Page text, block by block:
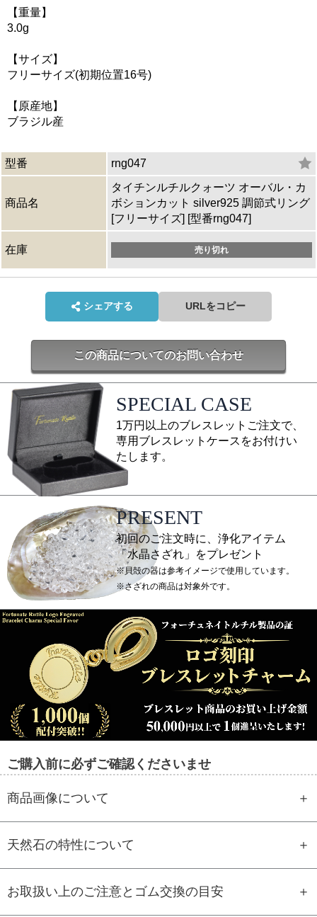
【重量】
3.0g
【サイズ】
フリーサイズ(初期位置16号)
【原産地】
ブラジル産
型番 rng047
商品名
タイチンルチルクォーツ オーバル・カ
ボションカット silver925 調節式リング
[フリーサイズ] [型番rng047]
在庫 売り切れ
シェアする URLをコピー
この商品についてのお問い合わせ
SPECIAL CASE
1万円以上のブレスレットご注文で、
専用ブレスレットケースをお付けい
たします。
PRESENT
初回のご注文時に、浄化アイテム
「水晶さざれ」をプレゼント
※貝殻の器は参考イメージで使用しています。
※さざれの商品は対象外です。
ご購入前に必ずご確認くださいませ
商品画像について
天然石の特性について
お取扱い上のご注意とゴム交換の目安